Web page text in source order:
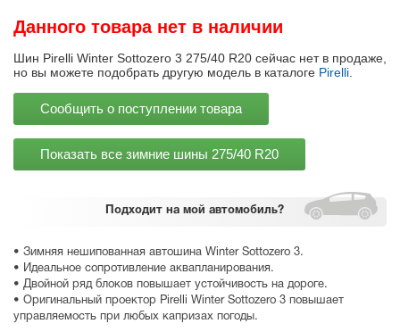
Подходит на мой автомобиль?
• Зимняя нешипованная автошина Winter Sottozero 3.
• Идеальное сопротивление аквапланирования.
• Двойной ряд блоков повышает устойчивость на дороге.
• Оригинальный проектор Pirelli Winter Sottozero 3 повышает
управляемость при любых капризах погоды.
Данного товара нет в наличии
Шин Pirelli Winter Sottozero 3 275/40 R20 сейчас нет в продаже,
но вы можете подобрать другую модель в каталоге Pirelli
Сообщить о поступлении товара
Показать все зимние шины 275/40 R20